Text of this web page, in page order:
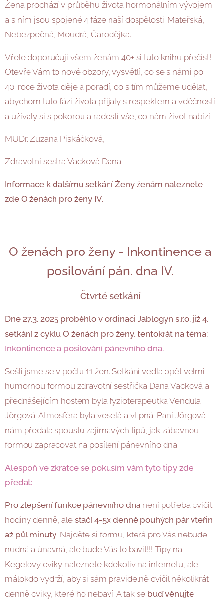
Žena prochází v průběhu života hormonálním vývojem
a s ním jsou spojené 4 fáze naší dospělosti: Mateřská,
Nebezpečná, Moudrá, Čarodějka.
Vřele doporučuji všem ženám 40+ si tuto knihu přečíst!
Otevře Vám to nové obzory, vysvětlí, co se s námi po
40. roce života děje a poradí, co s tím můžeme udělat,
abychom tuto fázi života přijaly s respektem a vděčností
a užívaly si s pokorou a radostí vše, co nám život nabízí.
MUDr. Zuzana Piskáčková,
Zdravotní sestra Vacková Dana
Informace k dalšímu setkání Ženy ženám naleznete
zde O ženách pro ženy IV.
O ženách pro ženy - Inkontinence a
posilování pán. dna IV.
Čtvrté setkání
Dne 27.3. 2025 proběhlo v ordinaci Jablogyn s.r.o. již 4.
setkání z cyklu O ženách pro ženy, tentokrát na téma:
Inkontinence a posilování pánevního dna.
Sešli jsme se v počtu 11 žen. Setkání vedla opět velmi
humornou formou zdravotní sestřička Dana Vacková a
přednášejícím hostem byla fyzioterapeutka Vendula
Jörgová. Atmosféra byla veselá a vtipná. Paní Jörgová
nám předala spoustu zajímavých tipů, jak zábavnou
formou zapracovat na posílení pánevního dna.
Alespoň ve zkratce se pokusím vám tyto tipy zde
předat:
Pro zlepšení funkce pánevního dna není potřeba cvičit
hodiny denně, ale stačí 4-5x denně pouhých pár vteřin
až půl minuty. Najděte si formu, která pro Vás nebude
nudná a únavná, ale bude Vás to bavit!!! Tipy na
Kegelovy cviky naleznete kdekoliv na internetu, ale
málokdo vydrží, aby si sám pravidelně cvičil několikrát
denně cviky, které ho nebaví. A tak se buď věnujte